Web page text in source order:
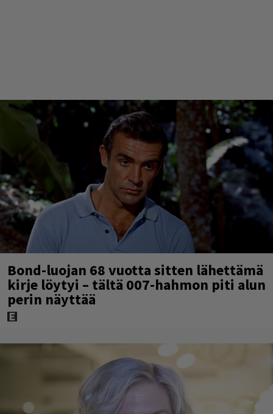
Bond-luojan 68 vuotta sitten lähettämä
kirje löytyi – tältä 007-hahmon piti alun
perin näyttää